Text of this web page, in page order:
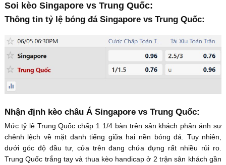
Soi kèo Singapore vs Trung Quốc:
Thông tin tỷ lệ bóng đá Singapore vs Trung Quốc:
Nhận định kèo châu Á Singapore vs Trung Quốc:
Mức tỷ lệ Trung Quốc chấp 1 1/4 bàn trên sân khách phản ánh sự
chênh lệch về mặt danh tiếng giữa hai nền bóng đá. Tuy nhiên,
dưới góc độ đầu tư, cửa trên đang chứa đựng rất nhiều rủi ro.
Trung Quốc trắng tay và thua kèo handicap ở 2 trận sân khách gần